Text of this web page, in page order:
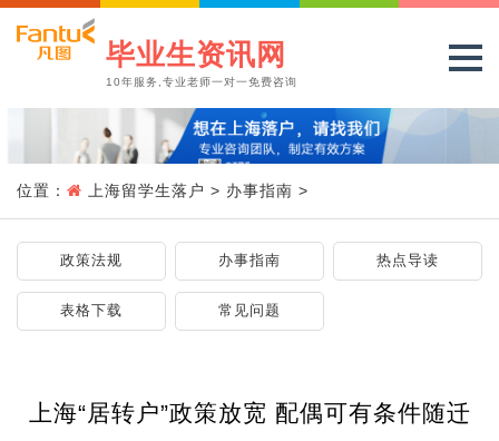
毕业生资讯网
10年服务,专业老师一对一免费咨询
位置： 上海留学生落户 > 办事指南 >
政策法规 办事指南 热点导读
表格下载 常见问题
上海“居转户”政策放宽 配偶可有条件随迁